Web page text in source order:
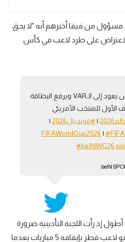
مسؤول من فيفا أخبرهم أنه "لا يحق
على طرد لاعب في كأس
الحكم البرازيلي رافائيل كلاوس يعود إلى الـVAR ويرفع البطاقة
للمنتخب الأمريكي
|#مونديال2026
|
|
#beINWC26
إذ رأت اللجنة التأديبية ضرورة
لذلك كما حدث مع عاصم مادبو لاعب قطر بإيقافه 5 مباريات بعدما